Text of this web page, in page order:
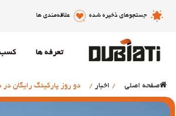
جستجوهای ذخیره شده علاقه‌مندی ها
تعرفه ها کسب
صفحه اصلی / اخبار / دو روز پارکینگ رایگان